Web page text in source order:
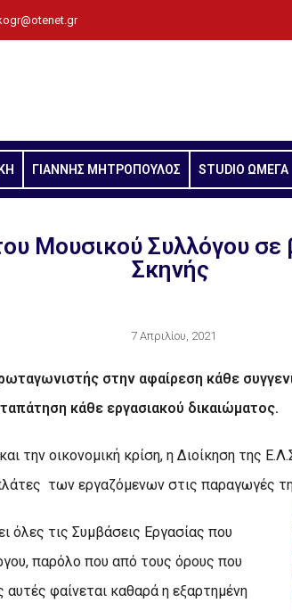
ΓΙΑΝΝΗΣ ΜΗΤΡΟΠΟΥΛΟΣ STUDIO ΩΜΕΓΑ
Μουσικού Συλλόγου σε
Σκηνής
7 Απριλίου, 2021
στην αφαίρεση κάθε
κάθε εργασιακού δικαιώματος.
την οικονομική κρίση, η Διοίκηση της
των εργαζόμενων στις παραγωγές
όλες τις Συμβάσεις Εργασίας που
παρόλο που από τους όρους που
αυτές φαίνεται καθαρά η εξαρτημένη